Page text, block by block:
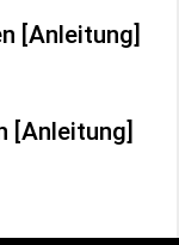
[Anleitung]
[Anleitung]